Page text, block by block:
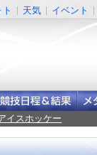
ト 天気 イベント
イスホッケー